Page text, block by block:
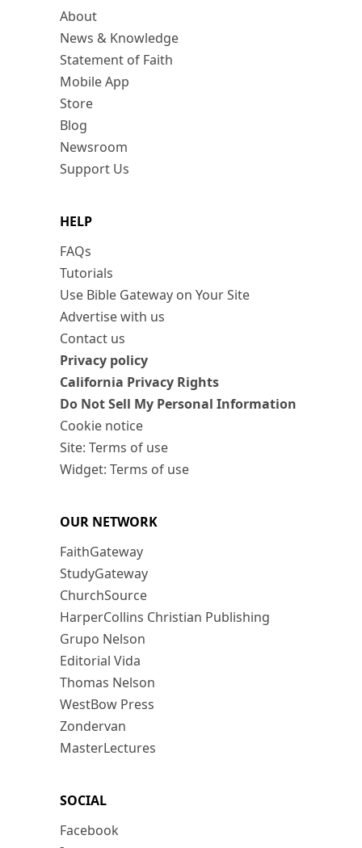
About
News & Knowledge
Statement of Faith
Mobile App
Store
Blog
Newsroom
Support Us
HELP
FAQs
Tutorials
Use Bible Gateway on Your Site
Advertise with us
Contact us
Privacy policy
California Privacy Rights
Do Not Sell My Personal Information
Cookie notice
Site: Terms of use
Widget: Terms of use
OUR NETWORK
FaithGateway
StudyGateway
ChurchSource
HarperCollins Christian Publishing
Grupo Nelson
Editorial Vida
Thomas Nelson
WestBow Press
Zondervan
MasterLectures
SOCIAL
Facebook